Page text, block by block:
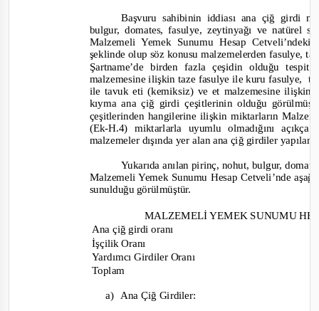
Başvuru sahibinin iddiası ana çiğ girdi
bulgur, domates, fasulye, zeytinyağı ve natürel
Malzemeli Yemek Sunumu Hesap Cetveli’ndeki
şeklinde olup söz konusu malzemelerden fasulye,
Şartname’de birden fazla çeşidin olduğu
malzemesine ilişkin taze fasulye ile kuru fasulye,
ile tavuk eti (kemiksiz) ve et malzemesine
kıyma ana çiğ girdi çeşitlerinin olduğu
çeşitlerinden hangilerine ilişkin miktarların
(Ek-H.4) miktarlarla uyumlu olmadığını
malzemeler dışında yer alan ana çiğ girdiler yapılan
Yukarıda anılan pirinç, nohut, bulgur,
Malzemeli Yemek Sunumu Hesap Cetveli’nde
sunulduğu görülmüştür.
MALZEMELİ YEMEK SUNUMU
Ana çiğ girdi oranı
İşçilik Oranı
Yardımcı Girdiler Oranı
Toplam
a)Ana Çiğ Girdiler: